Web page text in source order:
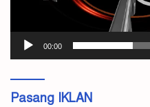
00:00
Pasang IKLAN